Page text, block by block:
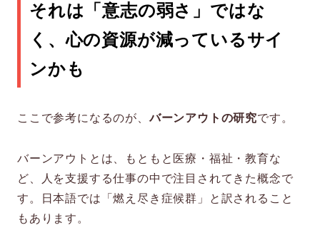
それは「意志の弱さ」ではな
く、心の資源が減っているサイ
ンかも
ここで参考になるのが、バーンアウトの研究です。
バーンアウトとは、もともと医療・福祉・教育な
ど、人を支援する仕事の中で注目されてきた概念で
す。日本語では「燃え尽き症候群」と訳されること
もあります。